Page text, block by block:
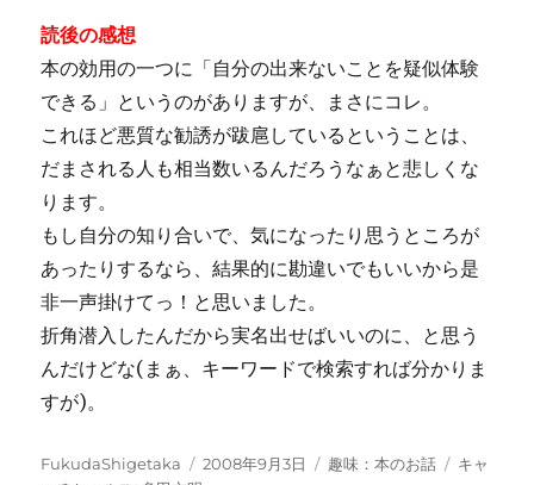
読後の感想
本の効用の一つに「自分の出来ないことを疑似体験
できる」というのがありますが、まさにコレ。
これほど悪質な勧誘が跋扈しているということは、
だまされる人も相当数いるんだろうなぁと悲しくな
ります。
もし自分の知り合いで、気になったり思うところが
あったりするなら、結果的に勘違いでもいいから是
非一声掛けてっ！と思いました。
折角潜入したんだから実名出せばいいのに、と思う
んだけどな(まぁ、キーワードで検索すれば分かりま
すが)。
投
FukudaShigetaka
投
2008年9月3日
カ
趣味：本のお話
タ
キャ